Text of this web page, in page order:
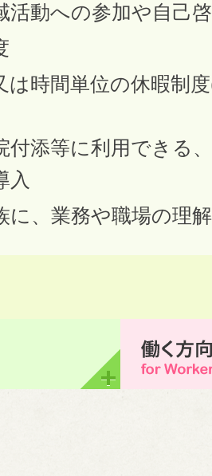
活動への参加や自己
は時間単位の休暇制
付添等に利用できる
入
に、業務や職場の理